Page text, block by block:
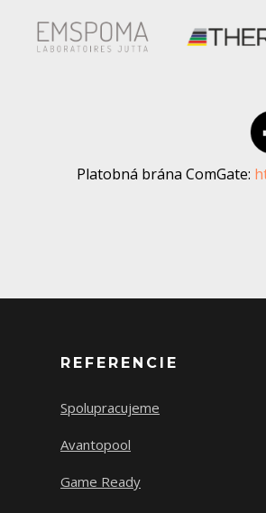
Platobná brána ComGate:
REFERENCIE
Spolupracujeme
Avantopool
Game Ready